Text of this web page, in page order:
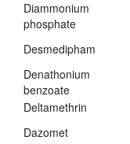
Diammonium
phosphate
Desmedipham
Denathonium
benzoate
Deltamethrin
Dazomet